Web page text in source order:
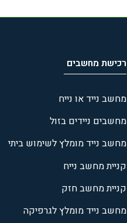
רכישת מחשבים
מחשב נייד או נייח
מחשבים ניידים בזול
מחשב נייד מומלץ לשימוש ביתי
קניית מחשב נייח
קניית מחשב חזק
מחשב נייד מומלץ לגרפיקה